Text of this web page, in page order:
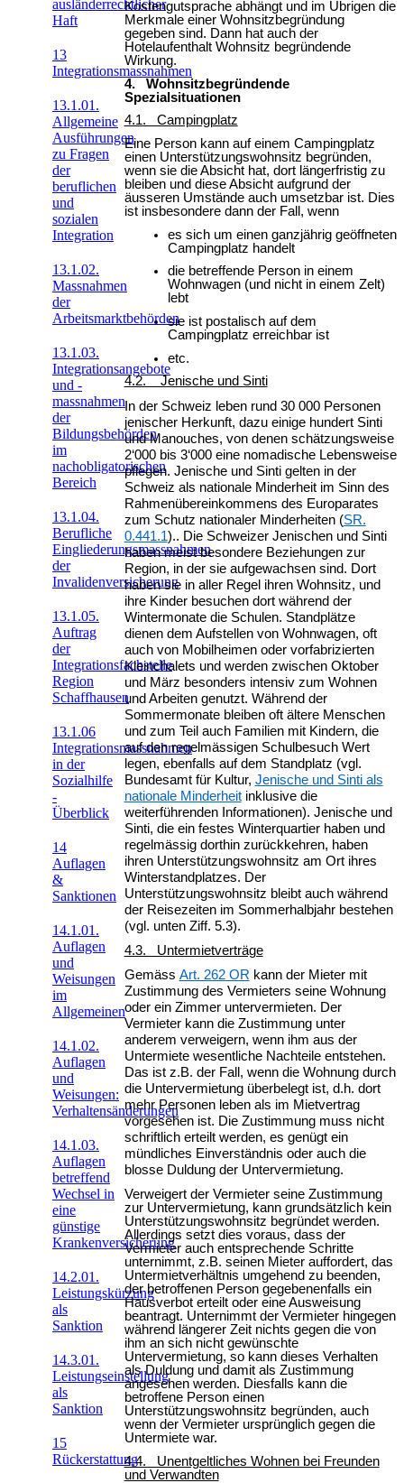
ausländerrechtlicher
Haft
13
Integrationsmassnahmen
13.1.01.
Allgemeine
Ausführungen
zu Fragen
der
beruflichen
und
sozialen
Integration
13.1.02.
Massnahmen
der
Arbeitsmarktbehörden
13.1.03.
Integrationsangebote
und -
massnahmen
der
Bildungsbehörden
im
nachobligatorischen
Bereich
13.1.04.
Berufliche
Eingliederungsmassnahmen
der
Invalidenversicherung
13.1.05.
Auftrag
der
Integrationsfachstelle
Region
Schaffhausen
13.1.06
Integrationsmassnahmen
in der
Sozialhilfe
-
Überblick
14
Auflagen
&
Sanktionen
14.1.01.
Auflagen
und
Weisungen
im
Allgemeinen
14.1.02.
Auflagen
und
Weisungen:
Verhaltensänderungen
14.1.03.
Auflagen
betreffend
Wechsel in
eine
günstige
Krankenversicherung
14.2.01.
Leistungskürzung
als
Sanktion
14.3.01.
Leistungseinstellung
als
Sanktion
15
Rückerstattung
Kostengutsprache abhängt und im Übrigen die
Merkmale einer Wohnsitzbegründung
gegeben sind. Dann hat auch der
Hotelaufenthalt Wohnsitz begründende
Wirkung.
4. Wohnsitzbegründende
Spezialsituationen
4.1. Campingplatz
Eine Person kann auf einem Campingplatz
einen Unterstützungswohnsitz begründen,
wenn sie die Absicht hat, dort längerfristig zu
bleiben und diese Absicht aufgrund der
äusseren Umstände auch umsetzbar ist. Dies
ist insbesondere dann der Fall, wenn
es sich um einen ganzjährig geöffneten
Campingplatz handelt
die betreffende Person in einem
Wohnwagen (und nicht in einem Zelt)
lebt
sie ist postalisch auf dem
Campingplatz erreichbar ist
etc.
4.2. Jenische und Sinti
In der Schweiz leben rund 30 000 Personen
jenischer Herkunft, dazu einige hundert Sinti
und Manouches, von denen schätzungsweise
2‘000 bis 3‘000 eine nomadische Lebensweise
pflegen. Jenische und Sinti gelten in der
Schweiz als nationale Minderheit im Sinn des
Rahmenübereinkommens des Europarates
zum Schutz nationaler Minderheiten (SR.
0.441.1).. Die Schweizer Jenischen und Sinti
haben meist besondere Beziehungen zur
Region, in der sie aufgewachsen sind. Dort
haben sie in aller Regel ihren Wohnsitz, und
ihre Kinder besuchen dort während der
Wintermonate die Schulen. Standplätze
dienen dem Aufstellen von Wohnwagen, oft
auch von Mobilheimen oder vorfabrizierten
Kleinchalets und werden zwischen Oktober
und März besonders intensiv zum Wohnen
und Arbeiten genutzt. Während der
Sommermonate bleiben oft ältere Menschen
und zum Teil auch Familien mit Kindern, die
auf den regelmässigen Schulbesuch Wert
legen, ebenfalls auf dem Standplatz (vgl.
Bundesamt für Kultur, Jenische und Sinti als
nationale Minderheitinklusive die
weiterführenden Informationen). Jenische und
Sinti, die ein festes Winterquartier haben und
regelmässig dorthin zurückkehren, haben
ihren Unterstützungswohnsitz am Ort ihres
Winterstandplatzes. Der
Unterstützungswohnsitz bleibt auch während
der Reisezeiten im Sommerhalbjahr bestehen
(vgl. unten Ziff. 5.3).
4.3. Untermietverträge
Gemäss Art. 262 OR kann der Mieter mit
Zustimmung des Vermieters seine Wohnung
oder ein Zimmer untervermieten. Der
Vermieter kann die Zustimmung unter
anderem verweigern, wenn ihm aus der
Untermiete wesentliche Nachteile entstehen.
Das ist z.B. der Fall, wenn die Wohnung durch
die Untervermietung überbelegt ist, d.h. dort
mehr Personen leben als im Mietvertrag
vorgesehen ist. Die Zustimmung muss nicht
schriftlich erteilt werden, es genügt ein
mündliches Einverständnis oder auch die
blosse Duldung der Untervermietung.
Verweigert der Vermieter seine Zustimmung
zur Untervermietung, kann grundsätzlich kein
Unterstützungswohnsitz begründet werden.
Allerdings setzt dies voraus, dass der
Vermieter auch entsprechende Schritte
unternimmt, z.B. seinen Mieter auffordert, das
Untermietverhältnis umgehend zu beenden,
der betroffenen Person gegebenenfalls ein
Hausverbot erteilt oder eine Ausweisung
beantragt. Unternimmt der Vermieter hingegen
während längerer Zeit nichts gegen die von
ihm an sich nicht gewünschte
Untervermietung, so kann dieses Verhalten
als Duldung und damit als Zustimmung
angesehen werden. Diesfalls kann die
betroffene Person einen
Unterstützungswohnsitz begründen, auch
wenn der Vermieter ursprünglich gegen die
Untermiete war.
4.4. Unentgeltliches Wohnen bei Freunden
und Verwandten